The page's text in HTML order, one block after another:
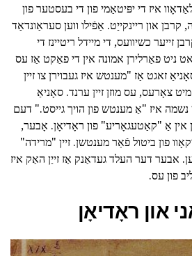
איז די יפּיטאַמי פון די בעסטער פון
און ריינקייַט. אַפֿילו ווען סעראַונדאַד
זייער כשיוועס, די מיידל ריטיינז די
האט ניט פאַרלירן אמונה אין די פאַקט אַז עס
זאגט אַז "מענטש איז געבוירן צו זיין
צאָרעס, עס מוזן זיין ערנד. סאָניאַ
נשמה איז "אַ מענטש פון הויך גייסט." דעם
אין אַ "קאַטעגאָריע" פון ראָדיאָן. אָבער,
פון ביטול פֿאַר מענטשן. זיין "מרידה"
אבער דער העלד געדאַנק אַז זייַן האַק איז
פון עס.
און ראָדיאָן